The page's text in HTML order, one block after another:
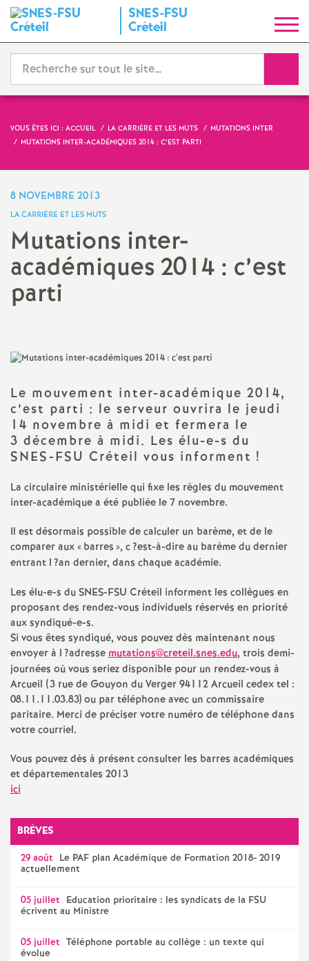
SNES-FSU
Créteil
y
n
d
i
t
i
o
n
a
l
d
e
s
E
n
s
i
g
n
e
VOUS ÊTES ICI : ACCUEIL LA CARRIÈRE ET LES MUTS
MUTATIONS INTER
MUTATIONS INTER-ACADÉMIQUES 2014 : C’EST PARTI
8 NOVEMBRE 2013
LA CARRIÈRE ET LES MUTS
Mutations inter-
académiques 2014 : c’est
parti
Le mouvement inter-académique 2014,
c’est parti : le serveur ouvrira le jeudi
14 novembre à midi et fermera le
3 décembre à midi. Les élu-e-s du
SNES-FSU Créteil vous informent !
La circulaire ministérielle qui fixe les règles du mouvement
inter-académique a été publiée le 7 novembre.
Il est désormais possible de calculer un barème, et de le
comparer aux «barres», c?est-à-dire au barème du dernier
entrant l?an dernier, dans chaque académie.
Les élu-e-s duSNES-FSU Créteil informent les collègues en
proposant des rendez-vous individuels réservés en priorité
aux syndiqué-e-s.
Si vous êtes syndiqué, vous pouvez dès maintenant nous
envoyer à l?adressemutations@creteil.snes.edu, trois demi-
journées où vous seriez disponible pour un rendez-vous à
Arcueil (3 rue de Gouyon du Verger 94112 Arcueil cedex tel :
08.11.11.03.83) ou par téléphone avec un commissaire
paritaire. Merci de préciser votre numéro de téléphone dans
votre courriel.
Vous pouvez dès à présent consulter les barres académiques
et départementales 2013
ici
BRÈVES
29 août Le PAF plan Académique de Formation 2018- 2019
actuellement
05 juillet Education prioritaire : les syndicats de la FSU
écrivent au Ministre
05 juillet Téléphone portable au collège : un texte qui
évolue